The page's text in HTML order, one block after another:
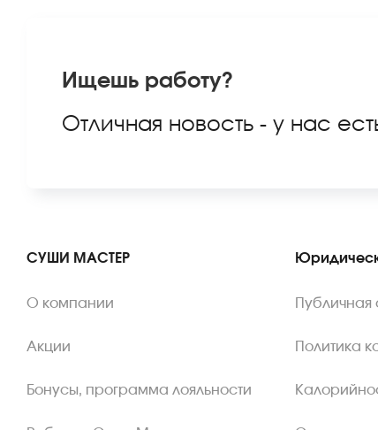
Ищешь работу?
Отличная новость - у нас
СУШИ МАСТЕР
О компании
Акции
Бонусы, программа лояльности
Политика